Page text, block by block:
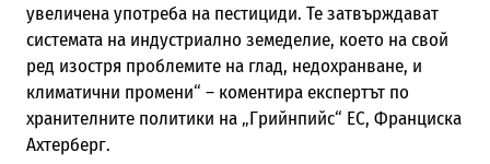
увеличена употреба на пестициди. Те затвърждават
системата на индустриално земеделие, което на свой
ред изостря проблемите на глад, недохранване, и
климатични промени“ – коментира експертът по
хранителните политики на „Грийнпийс“ ЕС, Франциска
Ахтерберг.